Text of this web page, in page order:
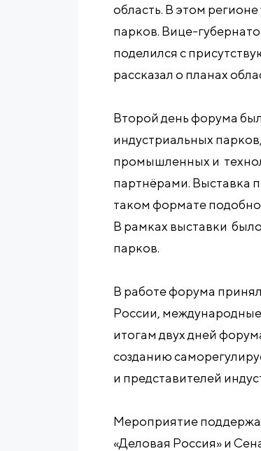
область. В этом
парков. Вице-
поделился с
рассказал о планах
Второй день форума
индустриальных
промышленных и
партнёрами. Выставка
таком формате
В рамках выставки
парков.
В работе форума
России,
итогам двух дней
созданию
и представителей
Мероприятие
«Деловая Россия» и